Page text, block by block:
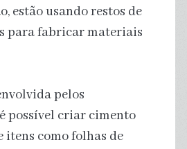
estão usando restos de
para fabricar materiais
pelos
possível criar cimento
como folhas de